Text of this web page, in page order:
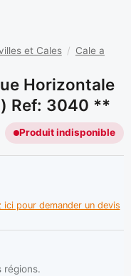
et Cales / Cale a
Horizontale
Ref: 3040 **
Produit indisponible
ici pour demander un devis
régions.